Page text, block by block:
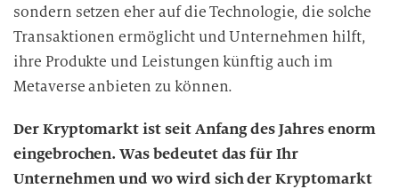
sondern setzen eher auf die Technologie, die solche
Transaktionen ermöglicht und Unternehmen hilft,
ihre Produkte und Leistungen künftig auch im
Metaverse anbieten zu können.
Der Kryptomarkt ist seit Anfang des Jahres enorm
eingebrochen. Was bedeutet das für Ihr
Unternehmen und wo wird sich der Kryptomarkt